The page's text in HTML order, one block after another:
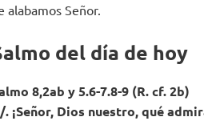
alabamos Señor.
del día de hoy
8,2ab y 5.6-7.8-9 (R. cf. 2b)
. ¡Señor, Dios nuestro, qué